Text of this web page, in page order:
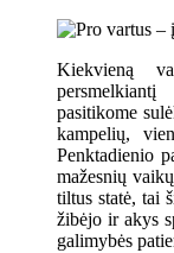
Kiekvieną
pasitikome
kampelių,
Penktadienio
mažesnių
tiltus statė, tai
žibėjo ir akys
galimybės